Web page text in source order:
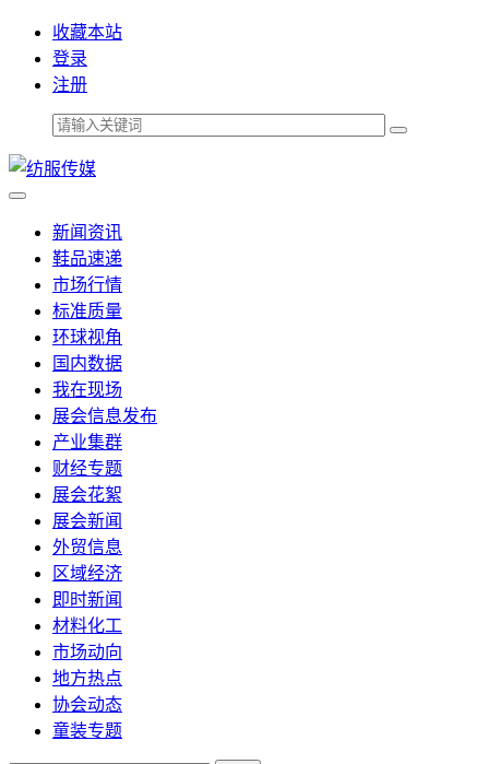
收藏本站
登录
注册
新闻资讯
鞋品速递
市场行情
标准质量
环球视角
国内数据
我在现场
展会信息发布
产业集群
财经专题
展会花絮
展会新闻
外贸信息
区域经济
即时新闻
材料化工
市场动向
地方热点
协会动态
童装专题